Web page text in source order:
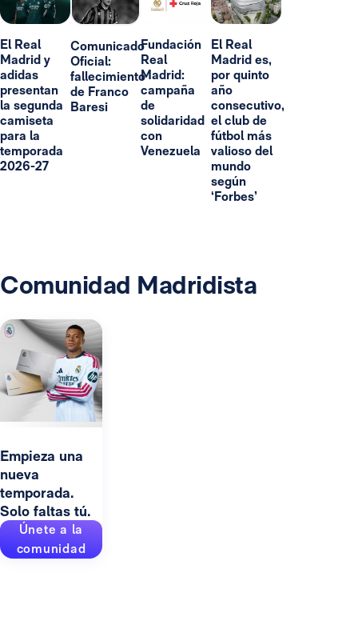
El Real
Madrid y
adidas
presentan
la segunda
camiseta
para la
temporada
2026-27
Comunicado
Oficial:
fallecimiento
de Franco
Baresi
Fundación
Real
Madrid:
campaña
de
solidaridad
con
Venezuela
El Real
Madrid es,
por quinto
año
consecutivo,
el club de
fútbol más
valioso del
mundo
según
‘Forbes’
Comunidad Madridista
Empieza una
nueva
temporada.
Solo faltas tú.
Únete a la
comunidad